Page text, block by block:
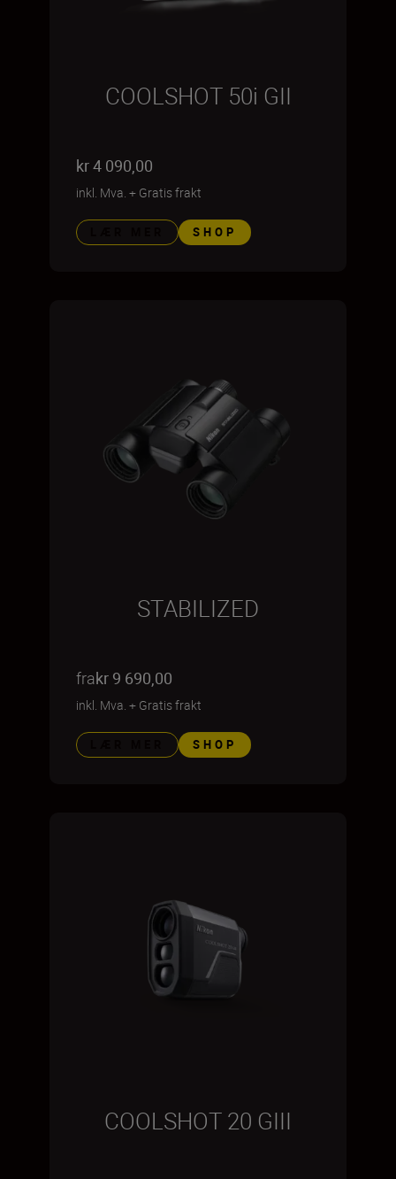
COOLSHOT 50i GII
kr 4 090,00
inkl. Mva. + Gratis frakt
SHOP
STABILIZED
frakr 9 690,00
inkl. Mva. + Gratis frakt
SHOP
COOLSHOT 20 GIII